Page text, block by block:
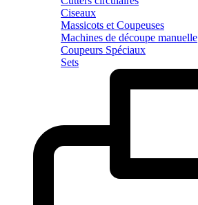
Ciseaux
Massicots et Coupeuses
Machines de découpe manuelle
Coupeurs Spéciaux
Sets